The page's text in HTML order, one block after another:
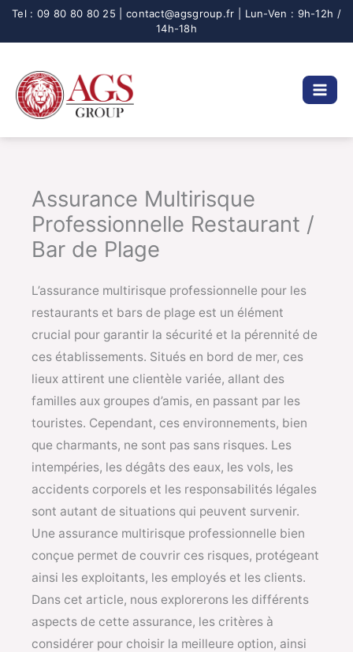
Aller
Assurance Multirisque
Professionnelle Restaurant /
Bar de Plage
L’assurance multirisque professionnelle pour les
restaurants et bars de plage est un élément
crucial pour garantir la sécurité et la pérennité de
ces établissements. Situés en bord de mer, ces
lieux attirent une clientèle variée, allant des
familles aux groupes d’amis, en passant par les
touristes. Cependant, ces environnements, bien
que charmants, ne sont pas sans risques. Les
intempéries, les dégâts des eaux, les vols, les
accidents corporels et les responsabilités légales
sont autant de situations qui peuvent survenir.
Une assurance multirisque professionnelle bien
conçue permet de couvrir ces risques, protégeant
ainsi les exploitants, les employés et les clients.
Dans cet article, nous explorerons les différents
aspects de cette assurance, les critères à
considérer pour choisir la meilleure option, ainsi